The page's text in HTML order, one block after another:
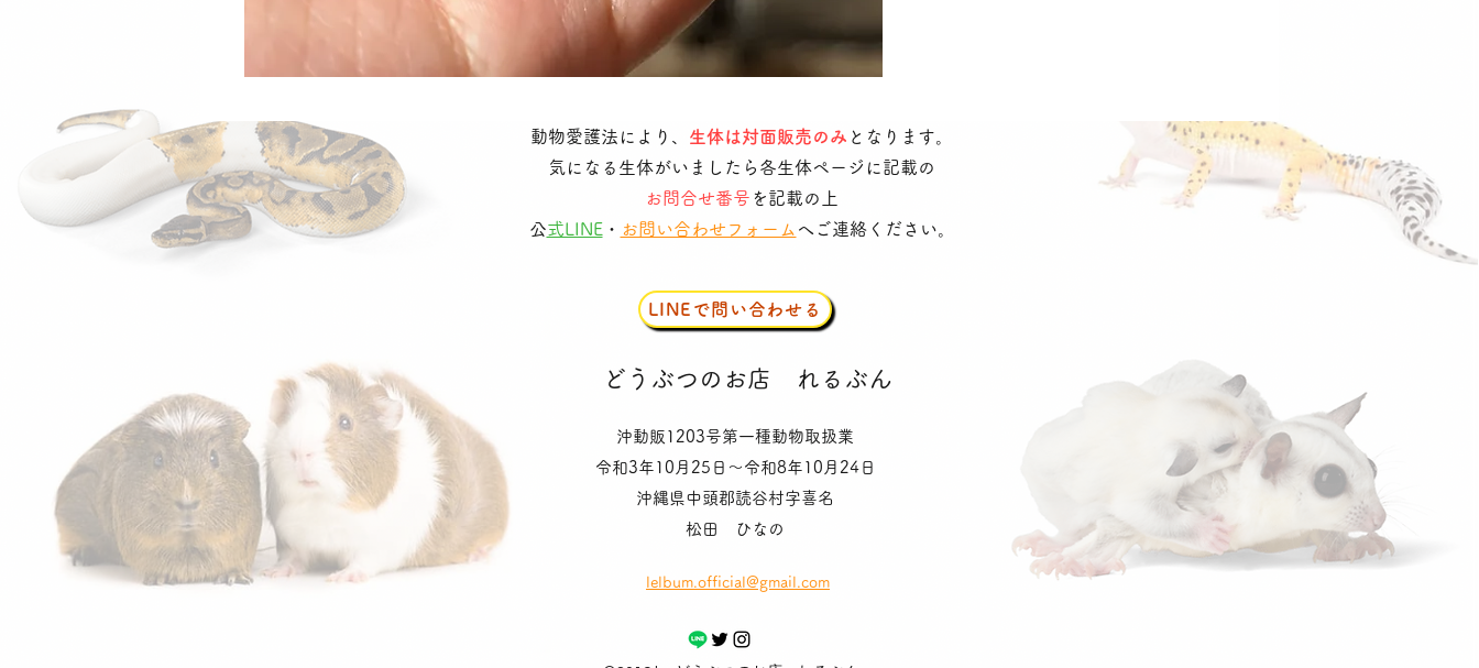
動物愛護法により、 生体は対面販売のみ となります。
気になる生体がいましたら各生体ページに記載の
お問合せ番号 を記載の上
​公式LINE・ お問い合わせフォーム へご連絡ください。
LINEで問い合わせる
​どうぶつのお店 れるぶん
沖動販1203号第一種動物取扱業
令和3年10月25日〜令和8年10月24日
沖縄県中頭郡読谷村字喜名
松田 ひなの
lelbum.official@gmail.com